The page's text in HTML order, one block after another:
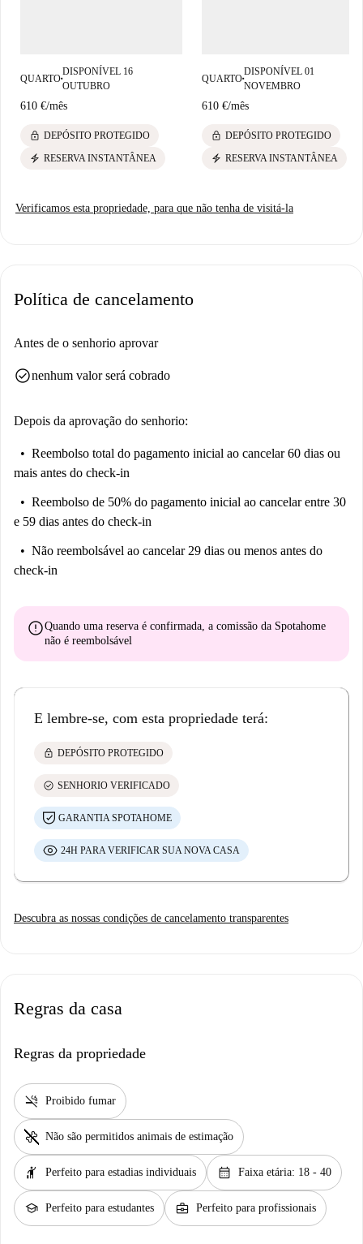
explorar a região ou acessar as comodidades próximas, a localização
QUARTO■
DISPONÍVEL 16
OUTUBRO
610 €/mês
lock DEPÓSITO PROTEGIDO
electric_bolt RESERVA INSTANTÂNEA
QUARTO■
DISPONÍVEL 01
NOVEMBRO
610 €/mês
lock DEPÓSITO PROTEGIDO
electric_bolt RESERVA INSTANTÂNEA
Verificamos esta propriedade, para que não tenha de visitá-la
Política de cancelamento
Antes de o senhorio aprovar
check_circlenenhum valor será cobrado
Depois da aprovação do senhorio:
Reembolso total do pagamento inicial ao cancelar 60 dias ou
mais antes do check-in
Reembolso de 50% do pagamento inicial ao cancelar entre 30
e 59 dias antes do check-in
Não reembolsável ao cancelar 29 dias ou menos antes do
check-in
errorQuando uma reserva é confirmada, a comissão da Spotahome
não é reembolsável
E lembre-se, com esta propriedade terá:
lock DEPÓSITO PROTEGIDO
check_circle SENHORIO VERIFICADO
GARANTIA SPOTAHOME
24H PARA VERIFICAR SUA NOVA CASA
Descubra as nossas condições de cancelamento transparentes
Regras da casa
Regras da propriedade
smoke_free Proibido fumar
pet_supplies Não são permitidos animais de estimação
hail Perfeito para estadias individuais calendar_month Faixa etária: 18 - 40
school Perfeito para estudantes business_center Perfeito para profissionais